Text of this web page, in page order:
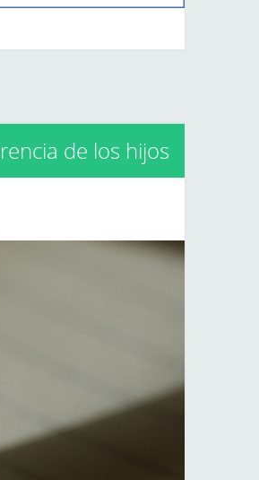
de los hijos